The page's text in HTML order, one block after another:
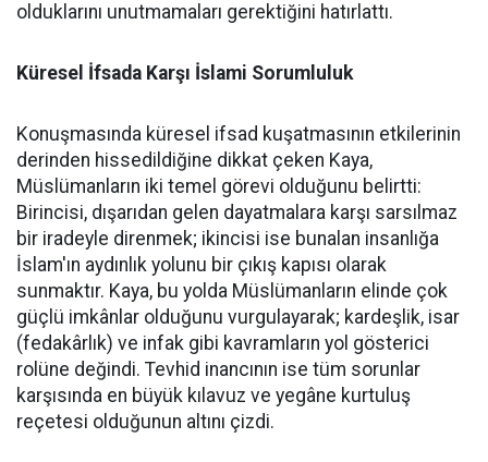
olduklarını unutmamaları gerektiğini hatırlattı.
Küresel İfsada Karşı İslami Sorumluluk
Konuşmasında küresel ifsad kuşatmasının etkilerinin
derinden hissedildiğine dikkat çeken Kaya,
Müslümanların iki temel görevi olduğunu belirtti:
Birincisi, dışarıdan gelen dayatmalara karşı sarsılmaz
bir iradeyle direnmek; ikincisi ise bunalan insanlığa
İslam'ın aydınlık yolunu bir çıkış kapısı olarak
sunmaktır. Kaya, bu yolda Müslümanların elinde çok
güçlü imkânlar olduğunu vurgulayarak; kardeşlik, isar
(fedakârlık) ve infak gibi kavramların yol gösterici
rolüne değindi. Tevhid inancının ise tüm sorunlar
karşısında en büyük kılavuz ve yegâne kurtuluş
reçetesi olduğunun altını çizdi.